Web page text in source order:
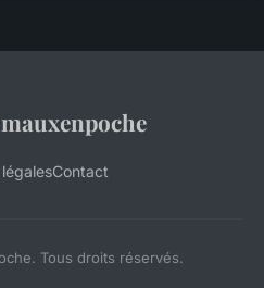
Contact
Tous droits réservés.